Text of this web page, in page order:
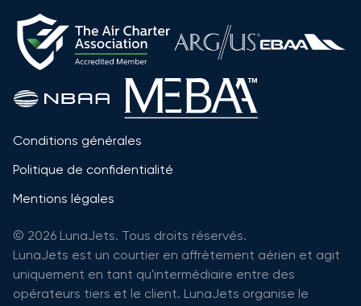
Conditions générales
Politique de confidentialité
Mentions légales
© 2026 LunaJets. Tous droits réservés.
LunaJets est un courtier en affrètement aérien et agit
uniquement en tant qu'intermédiaire entre des
opérateurs tiers et le client. LunaJets organise le